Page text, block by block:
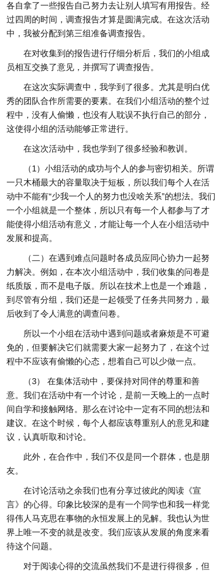
各自拿了一些报告自己努力去让别人填写有用报告。经
过四周的时间，调查报告才算是圆满完成。在这次活动
中，我被分配到第三组准备调查报告。
在对收集到的报告进行仔细分析后，我们的小组成
员相互交换了意见，并撰写了调查报告。
在这次实际调查中，我学到了很多。尤其是明白优
秀的团队合作所需要的要素。在我们小组活动的整个过
程中，没有人偷懒，也没有人耽误不执行自己的部分，
这使得小组的活动能够正常进行。
在这次活动中，我也学到了很多经验和教训。
（1）小组活动的成功与个人的参与密切相关。所谓
一只木桶最大的容量取决于短板，所以我们每个人在活
动中不能有“少我一个人的努力也没啥关系”的想法。我们
一个小组就是一个整体，所以只有每一个人都参与了才
能使得小组活动有意义，才能让每一个人在小组活动中
发展和提高。
（二）在遇到难点问题时各成员应同心协力一起努
力解决。例如，在本次小组活动中，我们收集的问卷是
纸质版，而不是电子版。所以在技术上也是一个难题，
到尽管有分组，我们还是一起领受了任务共同努力，最
后收到了令人满意的调查问卷。
所以一个小组在活动中遇到问题或者麻烦是不可避
免的，但要解决它们就需要大家一起努力了，在这个过
程中不应该有偷懒的心态，想着自己可以少做一点。
（3） 在集体活动中，要保持对同伴的尊重和善
意。我们在活动中有一个讨论，是前一天晚上的一点时
间自学和接触网络。那么在讨论中一定有不同的想法和
建议。在这个时候，每个人都应该尊重别人的意见和建
议，认真听取和讨论。
此外，在合作中，我们不仅是同一个群体，也是朋
友。
在讨论活动之余我们也有分享过彼此的阅读《宣
言》的心得。印象比较深的是有一个同学也和我一样觉
得伟人马克思在事物的永恒发展上的见解。我也认为世
界上唯一不变的就是改变。我们应该从发展的角度来看
待这个问题。
对于阅读心得的交流虽然我们不是进行得很多，但